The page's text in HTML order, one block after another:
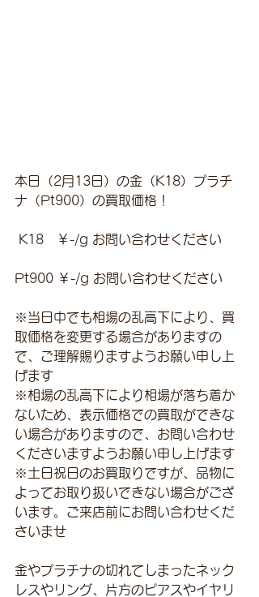
本日（2月13日）の金（K18）プラチ
ナ（Pt900）の買取価格！
K18　￥-/g お問い合わせください
Pt900 ￥-/g お問い合わせください
※当日中でも相場の乱高下により、買
取価格を変更する場合がありますの
で、ご理解賜りますようお願い申し上
げます
※相場の乱高下により相場が落ち着か
ないため、表示価格での買取ができな
い場合がありますので、お問い合わせ
くださいますようお願い申し上げます
※土日祝日のお買取りですが、品物に
よってお取り扱いできない場合がござ
います。ご来店前にお問い合わせくだ
さいませ
金やプラチナの切れてしまったネック
レスやリング、片方のピアスやイヤリ